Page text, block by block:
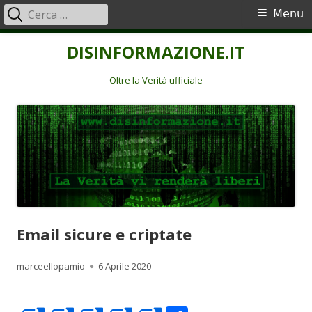
DISINFORMAZIONE.IT
Oltre la Verità ufficiale
Menu
principale
Menu
Ricerca
per:
Email sicure e criptate
Autore
marceellopamio Pubblicato
6 Aprile 2020